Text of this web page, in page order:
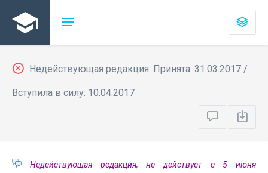
Недействующая редакция. Принята: 31.03.2017 /
Вступила в силу: 10.04.2017
Недействующая редакция, не действует с 5 июня